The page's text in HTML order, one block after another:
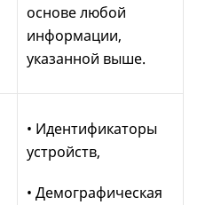
основе любой
информации,
указанной выше.
• Идентификаторы
устройств,
• Демографическая